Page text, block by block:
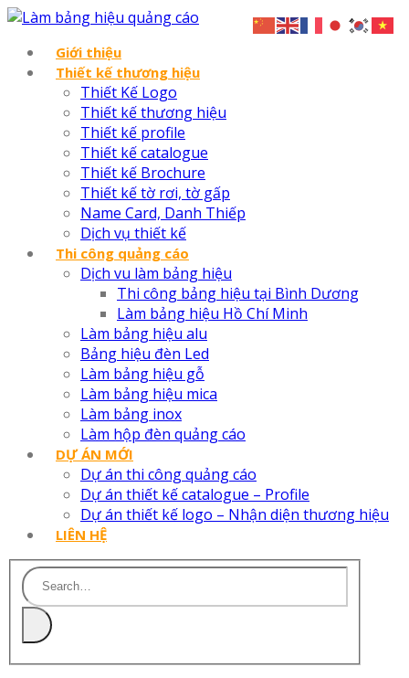
Giới thiệu
Thiết kế thương hiệu
Thiết Kế Logo
Thiết kế thương hiệu
Thiết kế profile
Thiết kế catalogue
Thiết kế Brochure
Thiết kế tờ rơi, tờ gấp
Name Card, Danh Thiếp
Dịch vụ thiết kế
Thi công quảng cáo
Dịch vu làm bảng hiệu
Thi công bảng hiệu tại Bình Dương
Làm bảng hiệu Hồ Chí Minh
Làm bảng hiệu alu
Bảng hiệu đèn Led
Làm bảng hiệu gỗ
Làm bảng hiệu mica
Làm bảng inox
Làm hộp đèn quảng cáo
DỰ ÁN MỚI
Dự án thi công quảng cáo
Dự án thiết kế catalogue – Profile
Dự án thiết kế logo – Nhận diện thương hiệu
LIÊN HỆ